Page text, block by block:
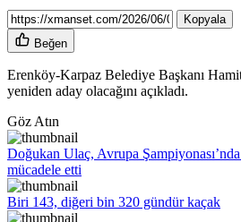
Kopyala
Beğen
Erenköy-Karpaz Belediye Başkanı Hamit
yeniden aday olacağını açıkladı.
Göz Atın
Doğukan Ulaç, Avrupa
mücadele etti
Biri 143, diğeri bin 320 gündür kaçak